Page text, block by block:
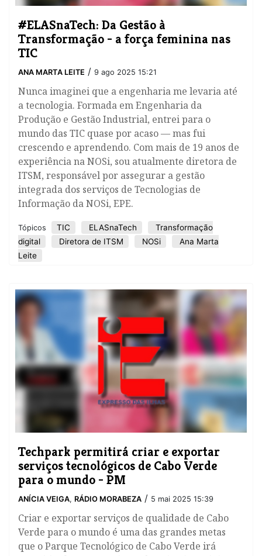
#ELASnaTech: Da Gestão à
Transformação - a força feminina nas
TIC
ANA MARTA LEITE / 9 ago 2025 15:21
​Nunca imaginei que a engenharia me levaria até
a tecnologia. Formada em Engenharia da
Produção e Gestão Industrial, entrei para o
mundo das TIC quase por acaso — mas fui
crescendo e aprendendo. Com mais de 19 anos de
experiência na NOSi, sou atualmente diretora de
ITSM, responsável por assegurar a gestão
integrada dos serviços de Tecnologias de
Informação da NOSi, EPE.
Tópicos TIC ELASnaTech
Transformação
digital
Diretora de ITSM NOSi
Ana Marta
Leite
Techpark permitirá criar e exportar
serviços tecnológicos de Cabo Verde
para o mundo - PM
ANÍCIA VEIGA, RÁDIO MORABEZA / 5 mai 2025 15:39
Criar e exportar serviços de qualidade de Cabo
Verde para o mundo é uma das grandes metas
que o Parque Tecnológico de Cabo Verde irá